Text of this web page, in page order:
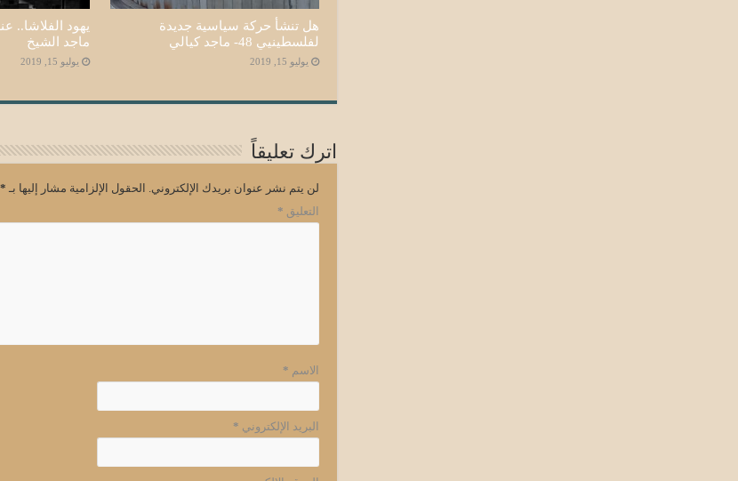
هل تنشأ حركة سياسية جديدة
لفلسطينيي 48- ماجد كيالي
يوليو 15, 2019
يهود الفلاشا..
ماجد الشيخ
يوليو 15, 2019
اترك تعليقاً
لن يتم نشر عنوان بريدك الإلكتروني. الحقول الإلزامية مشار إليها بـ *
التعليق *
الاسم *
البريد الإلكتروني *